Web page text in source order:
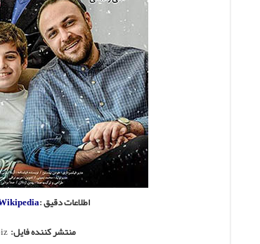
اطلاعات دقیق :
منتشر کننده فایل: